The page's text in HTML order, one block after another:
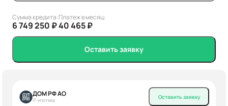
Сумма кредита:
6 749 250 ₽
Платеж в месяц:
40 465 ₽
Оставить заявку
ДОМ РФ АО
IT-ипотека Оставить заявку